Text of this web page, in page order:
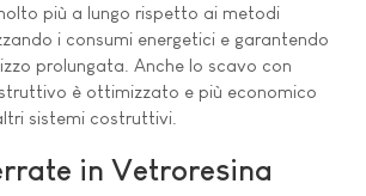
più a lungo rispetto ai metodi
i consumi energetici e garantendo
prolungata. Anche lo scavo con
è ottimizzato e più economico
sistemi costruttivi.
in Vetroresina